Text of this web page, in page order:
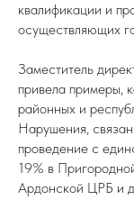
квалификации и
осуществляющих
Заместитель
привела примеры,
районных и
Нарушения,
проведение с
19% в
Ардонской ЦРБ и